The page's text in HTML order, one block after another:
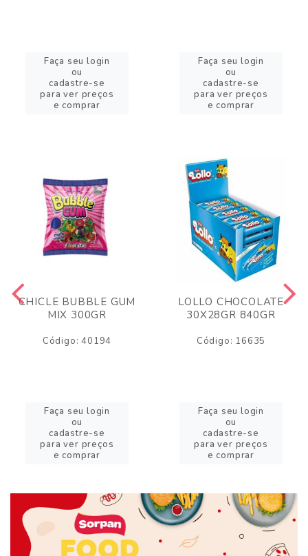
Faça seu login
ou
cadastre-se
para ver preços
e comprar
Faça seu login
ou
cadastre-se
para ver preços
e comprar
CHICLE BUBBLE GUM
MIX 300GR
Código: 40194
Faça seu login
ou
cadastre-se
para ver preços
e comprar
LOLLO CHOCOLATE
30X28GR 840GR
Código: 16635
Faça seu login
ou
cadastre-se
para ver preços
e comprar